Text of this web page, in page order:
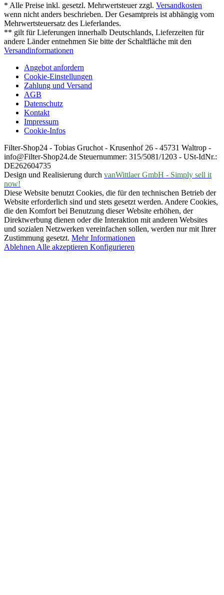
* Alle Preise inkl. gesetzl. Mehrwertsteuer zzgl. Versandkosten
wenn nicht anders beschrieben. Der Gesamtpreis ist abhängig vom
Mehrwertsteuersatz des Lieferlandes.
** gilt für Lieferungen innerhalb Deutschlands, Lieferzeiten für
andere Länder entnehmen Sie bitte der Schaltfläche mit den
Versandinformationen
Angebot anfordern
Cookie-Einstellungen
Zahlung und Versand
AGB
Datenschutz
Kontakt
Impressum
Cookie-Infos
Filter-Shop24 - Tobias Gruchot - Krusenhof 26 - 45731 Waltrop -
info@Filter-Shop24.de Steuernummer: 315/5081/1203 - USt-IdNr.:
DE262604735
Design und Realisierung durch vanWittlaer GmbH - Simply sell it
now!
Diese Website benutzt Cookies, die für den technischen Betrieb der
Website erforderlich sind und stets gesetzt werden. Andere Cookies,
die den Komfort bei Benutzung dieser Website erhöhen, der
Direktwerbung dienen oder die Interaktion mit anderen Websites
und sozialen Netzwerken vereinfachen sollen, werden nur mit Ihrer
Zustimmung gesetzt. Mehr Informationen
Ablehnen Alle akzeptieren Konfigurieren